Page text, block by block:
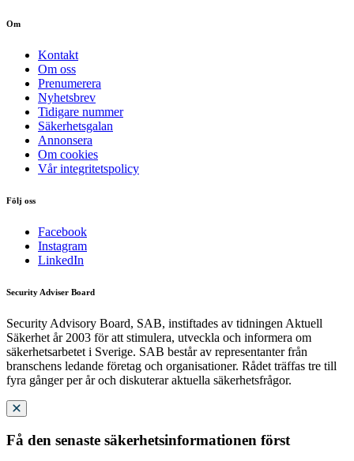
Om
Kontakt
Om oss
Prenumerera
Nyhetsbrev
Tidigare nummer
Säkerhetsgalan
Annonsera
Om cookies
Vår integritetspolicy
Följ oss
Facebook
Instagram
LinkedIn
Security Adviser Board
Security Advisory Board, SAB, instiftades av tidningen Aktuell
Säkerhet år 2003 för att stimulera, utveckla och informera om
säkerhetsarbetet i Sverige. SAB består av representanter från
branschens ledande företag och organisationer. Rådet träffas tre till
fyra gånger per år och diskuterar aktuella säkerhetsfrågor.
Få den senaste säkerhetsinformationen först